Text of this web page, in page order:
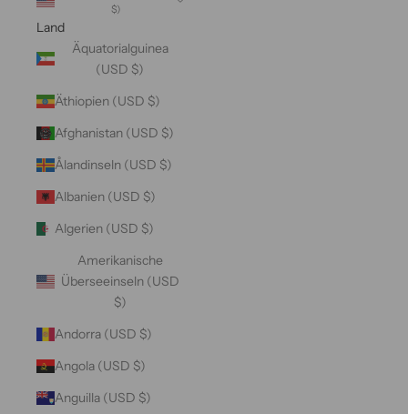
$)
Land
Äquatorialguinea
(USD $)
Äthiopien (USD $)
Afghanistan (USD $)
Ålandinseln (USD $)
Albanien (USD $)
Algerien (USD $)
Amerikanische
Überseeinseln (USD
$)
Andorra (USD $)
Angola (USD $)
Anguilla (USD $)